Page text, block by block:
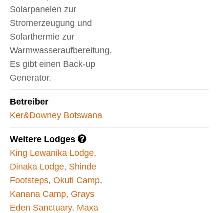
Solarpanelen zur
Stromerzeugung und
Solarthermie zur
Warmwasseraufbereitung.
Es gibt einen Back-up
Generator.
Betreiber
Ker&Downey Botswana
Weitere Lodges
King Lewanika Lodge,
Dinaka Lodge, Shinde
Footsteps, Okuti Camp,
Kanana Camp, Grays
Eden Sanctuary, Maxa